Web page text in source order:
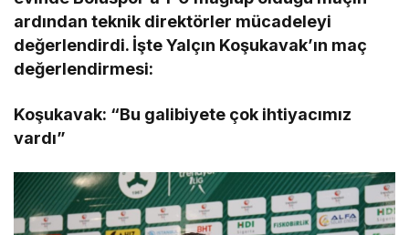
ardından teknik direktörler mücadeleyi
değerlendirdi. İşte Yalçın Koşukavak’ın maç
değerlendirmesi:
Koşukavak: “Bu galibiyete çok ihtiyacımız
vardı”